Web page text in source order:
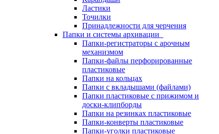
Ластики
Точилки
Принадлежности для черчения
Папки и системы архивации
Папки-регистраторы с арочным
механизмом
Папки-файлы перфорированные
пластиковые
Папки на кольцах
Папки с вкладышами (файлами)
Папки пластиковые с прижимом и
доски-клипборды
Папки на резинках пластиковые
Папки-конверты пластиковые
Папки-уголки пластиковые